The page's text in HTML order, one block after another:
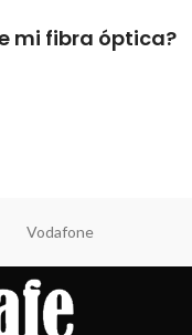
mi fibra óptica?
Vodafone